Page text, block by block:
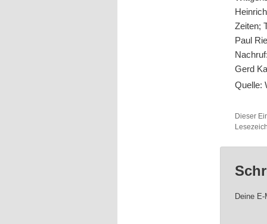
Zeiten;
Paul
Gerd
Quelle:
Dieser
Deine